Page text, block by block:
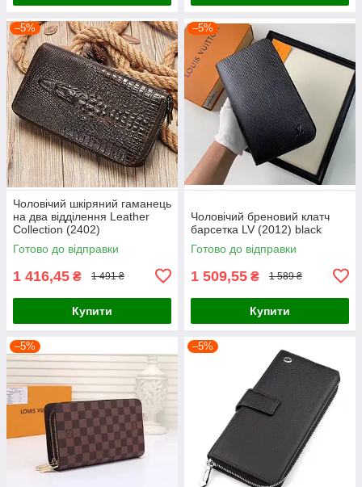
–5%
Чоловічий шкіряний гаманець
на два відділення Leather
Collection (2402)
Готово до відправки
1 416,45 ₴ 1 491 ₴
Купити
–5%
Чоловічий бреновий клатч
барсетка LV (2012) black
Готово до відправки
1 509,55 ₴ 1 589 ₴
Купити
–5% –5%